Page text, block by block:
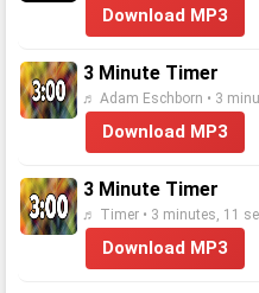
Download MP3
3 Minute Timer
♬ Adam Eschborn • 3
Download MP3
3 Minute Timer
♬ Timer • 3 minutes, 11
Download MP3